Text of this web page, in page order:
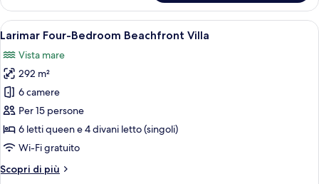
Villa
Four-
Bedroom
Private
Pool
Apri
tutte
le
foto
per
Larimar
Four-
Bedroom
Beachfront
Villa
Un balcone con vista sul mare,
16
Larimar Four-Bedroom Beachfront Villa
Vista mare
292 m²
6 camere
Per 15 persone
6 letti queen e 4 divani letto (singoli)
Wi-Fi gratuito
Scopri di più
Altri